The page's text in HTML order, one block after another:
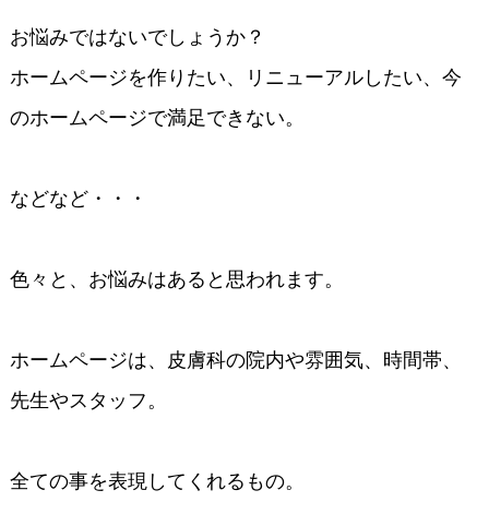
お悩みではないでしょうか？
ホームページを作りたい、リニューアルしたい、今
のホームページで満足できない。
などなど・・・
色々と、お悩みはあると思われます。
ホームページは、皮膚科の院内や雰囲気、時間帯、
先生やスタッフ。
全ての事を表現してくれるもの。